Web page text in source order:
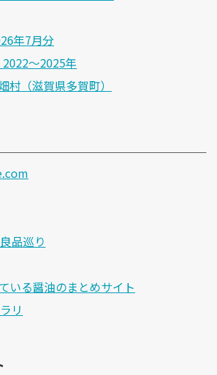
年7月分
～2025年
村（滋賀県多賀町）
品巡り
いる醤油のまとめサイト
リ